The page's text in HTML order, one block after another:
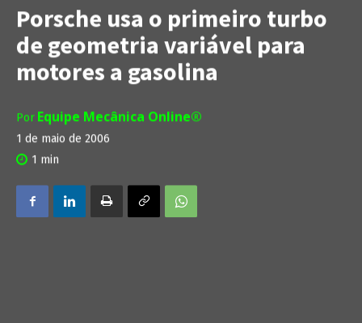
Porsche usa o primeiro turbo
de geometria variável para
motores a gasolina
Por Equipe Mecânica Online®
1 de maio de 2006
1 min